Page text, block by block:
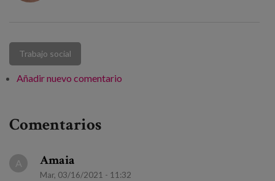
Trabajo social
Añadir nuevo comentario
Comentarios
A Amaia
Mar, 03/16/2021 - 11:32